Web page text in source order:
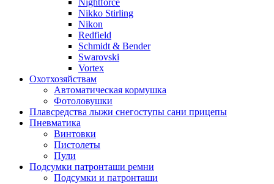
Nightforce
Nikko Stirling
Nikon
Redfield
Schmidt & Bender
Swarovski
Vortex
Охотхозяйствам
Автоматическая кормушка
Фотоловушки
Плавсредства лыжи снегоступы сани прицепы
Пневматика
Винтовки
Пистолеты
Пули
Подсумки патронташи ремни
Подсумки и патронташи